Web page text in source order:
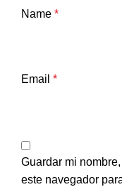
Name *
Email *
Guardar mi
este navegador